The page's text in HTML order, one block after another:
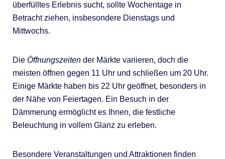
überfülltes Erlebnis sucht, sollte Wochentage in
Betracht ziehen, insbesondere Dienstags und
Mittwochs.
Die Öffnungszeitender Märkte variieren, doch die
meisten öffnen gegen 11 Uhr und schließen um 20 Uhr.
Einige Märkte haben bis 22 Uhr geöffnet, besonders in
der Nähe von Feiertagen. Ein Besuch in der
Dämmerung ermöglicht es Ihnen, die festliche
Beleuchtung in vollem Glanz zu erleben.
Besondere Veranstaltungen und Attraktionen finden